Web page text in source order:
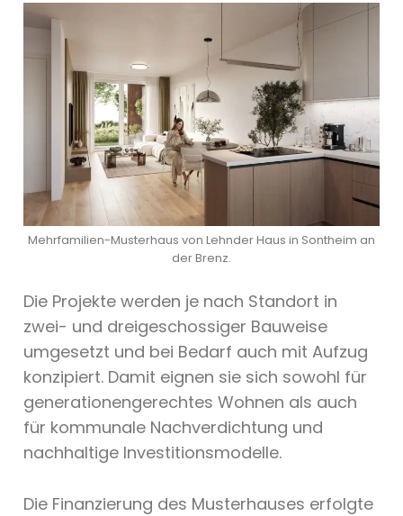
Mehrfamilien-Musterhaus von Lehnder Haus in Sontheim an
der Brenz.
Die Projekte werden je nach Standort in
zwei- und dreigeschossiger Bauweise
umgesetzt und bei Bedarf auch mit Aufzug
konzipiert. Damit eignen sie sich sowohl für
generationengerechtes Wohnen als auch
für kommunale Nachverdichtung und
nachhaltige Investitionsmodelle.
Die Finanzierung des Musterhauses erfolgte